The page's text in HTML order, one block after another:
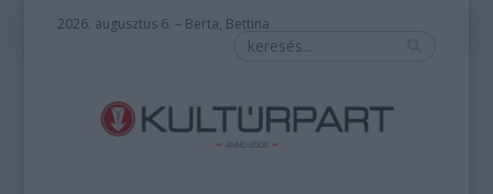
2026. augusztus 6. – Berta, Bettina